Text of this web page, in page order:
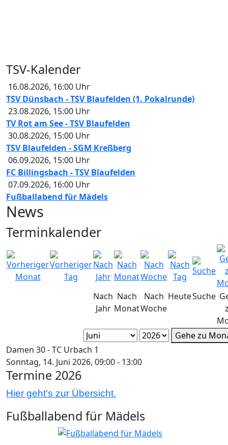
TSV-Kalender
16.08.2026, 16:00 Uhr
TSV Dünsbach - TSV Blaufelden (1. Pokalrunde)
23.08.2026, 15:00 Uhr
TV Rot am See - TSV Blaufelden
30.08.2026, 15:00 Uhr
TSV Blaufelden - SGM Kreßberg
06.09.2026, 15:00 Uhr
FC Billingsbach - TSV Blaufelden
07.09.2026, 16:00 Uhr
Fußballabend für Mädels
News
Terminkalender
Nach
Jahr
Nach
Monat
Nach
Woche
HeuteSuche
Gehe zu
Damen 30 - TC Urbach 1
Sonntag, 14. Juni 2026, 09:00 - 13:00
Termine 2026
Hier geht's zur Übersicht.
Fußballabend für Mädels